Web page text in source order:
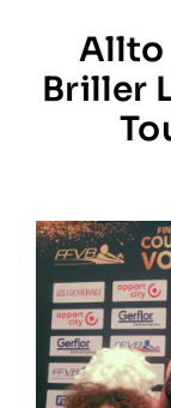
Prestations
Galerie
Formation
Contact
Allto
Briller